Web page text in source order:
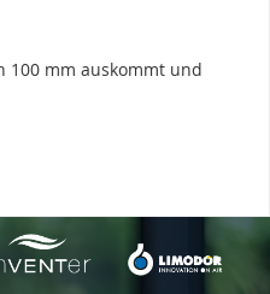
100 mm auskommt und